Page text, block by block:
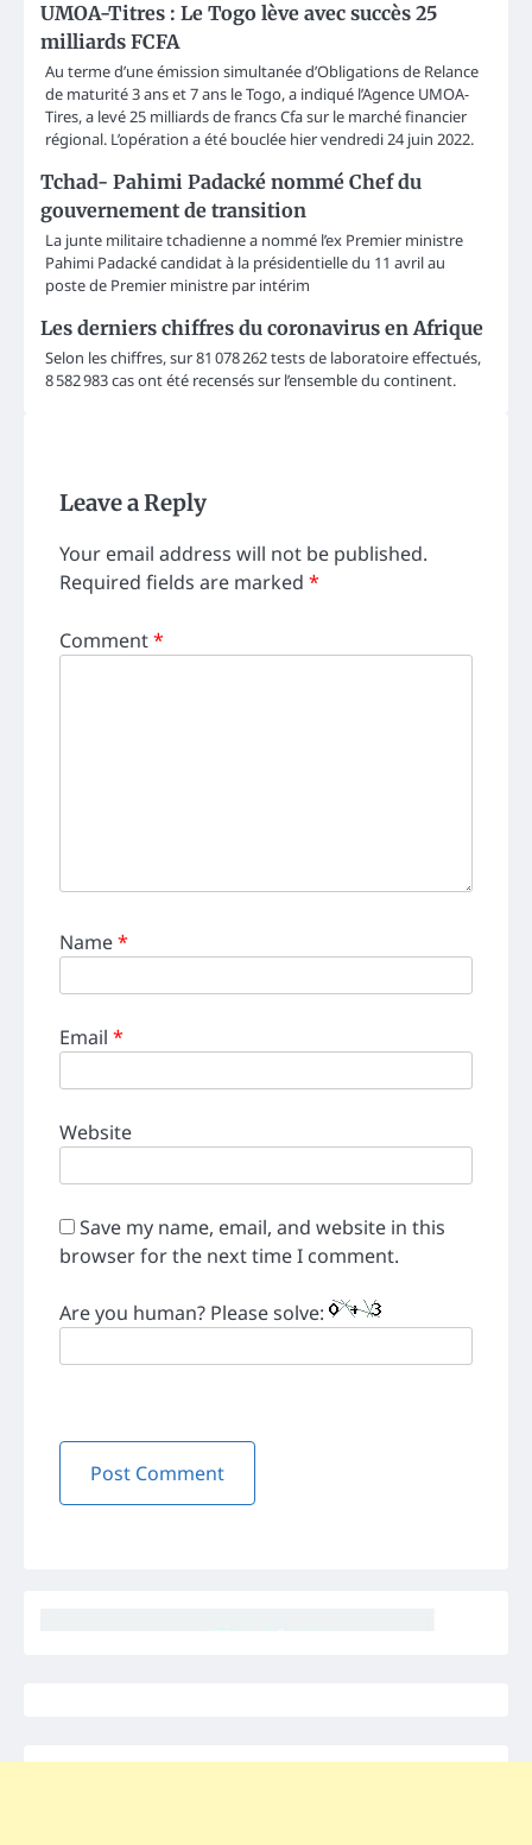
UMOA-Titres : Le Togo lève avec succès 25
milliards FCFA
Au terme d’une émission simultanée d’Obligations de Relance
de maturité 3 ans et 7 ans le Togo, a indiqué l’Agence UMOA-
Tires, a levé 25 milliards de francs Cfa sur le marché financier
régional. L’opération a été bouclée hier vendredi 24 juin 2022.
Tchad- Pahimi Padacké nommé Chef du
gouvernement de transition
La junte militaire tchadienne a nommé l’ex Premier ministre
Pahimi Padacké candidat à la présidentielle du 11 avril au
poste de Premier ministre par intérim
Les derniers chiffres du coronavirus en Afrique
Selon les chiffres, sur 81 078 262 tests de laboratoire effectués,
8 582 983 cas ont été recensés sur l’ensemble du continent.
Leave a Reply
Your email address will not be published.
Required fields are marked *
Comment*
Name*
Email *
Website
Save my name, email, and website in this
browser for the next time I comment.
Are you human? Please solve: